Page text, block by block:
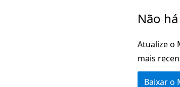
Não
Atualize o
mais
Baixar o